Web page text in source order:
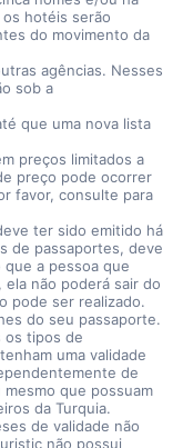
hotéis serão
do movimento da
agências. Nesses
sob a
que uma nova lista
preços limitados a
preço pode ocorrer
favor, consulte para
ter sido emitido há
de passaportes, deve
a pessoa que
ela não poderá sair do
pode ser realizado.
do seu passaporte.
os tipos de
uma validade
de
que possuam
da Turquia.
de validade não
não possui